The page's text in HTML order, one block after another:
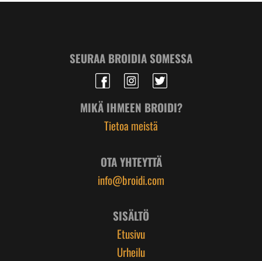
SEURAA BROIDIA SOMESSA
MIKÄ IHMEEN BROIDI?
Tietoa meistä
OTA YHTEYTTÄ
info@broidi.com
SISÄLTÖ
Etusivu
Urheilu